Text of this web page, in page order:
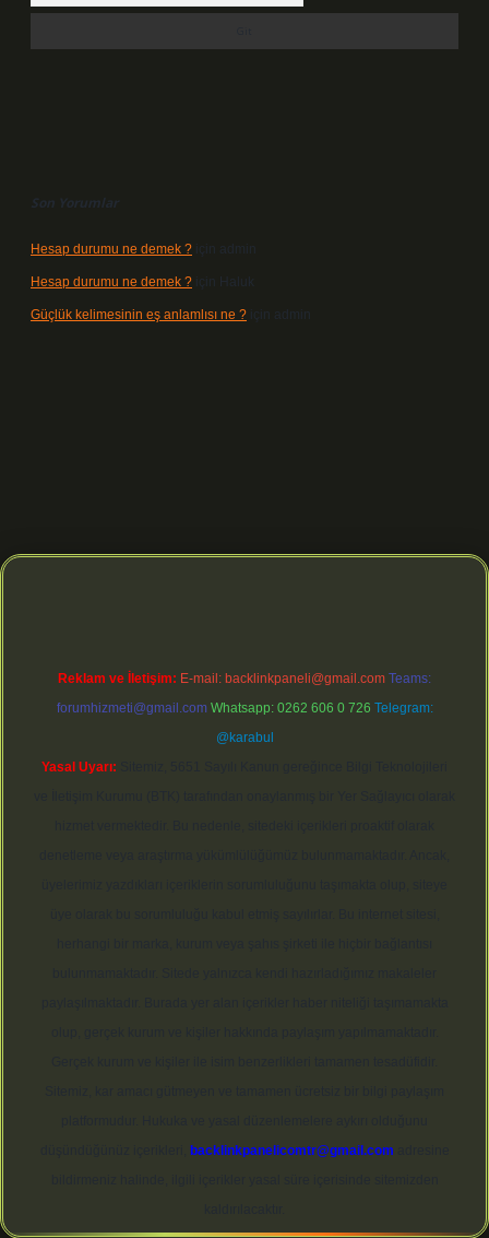
Son Yorumlar
Hesap durumu ne demek ? için admin
Hesap durumu ne demek ? için Haluk
Güçlük kelimesinin eş anlamlısı ne ? için admin
yeni girişbetexper güvenilir mielexbetgiris.org
Reklam ve İletişim: E-mail: backlinkpaneli@gmail.com Teams:
forumhizmeti@gmail.com Whatsapp: 0262 606 0 726 Telegram:
@karabul
Yasal Uyarı:
backlinkpanelicomtr@gmail.com